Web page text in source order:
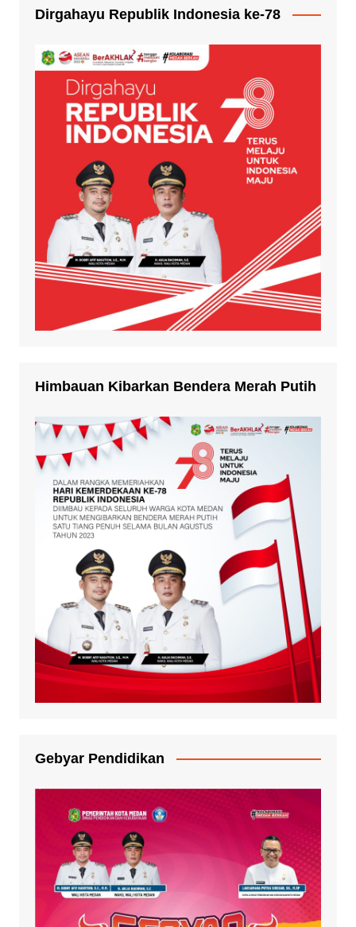
Dirgahayu Republik Indonesia ke-78
Himbauan Kibarkan Bendera Merah Putih
Gebyar Pendidikan